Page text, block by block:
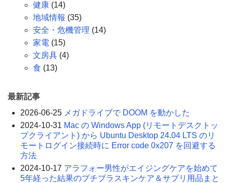
健康 (14)
地域情報 (35)
安全・危機管理 (14)
家電 (15)
文房具 (4)
食 (13)
最新記事
2026-06-25 メガドライブで DOOM を動かした
2024-10-31 Mac の Windows App (リモートデスクトッ
プクライアント) から Ubuntu Desktop 24.04 LTS のリ
モートログイン接続時に Error code 0x207 を回避する
方法
2024-10-17 アラフォー男性がエイジングケアを始めて
5年経った結果のプチプラスキンケア＆サプリ用品まと